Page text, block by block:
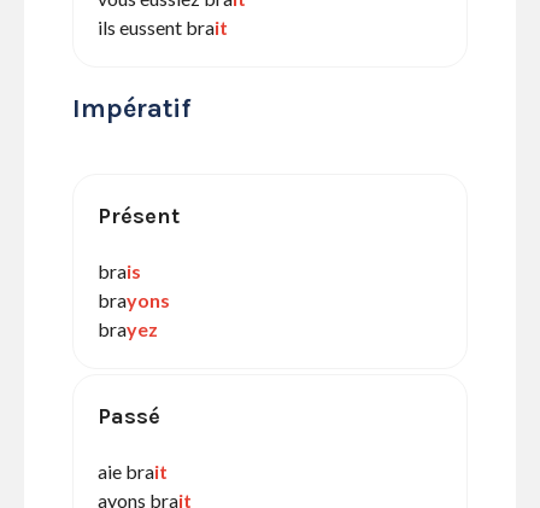
ils eussent brait
Impératif
Présent
brais
brayons
brayez
Passé
aie brait
ayons brait